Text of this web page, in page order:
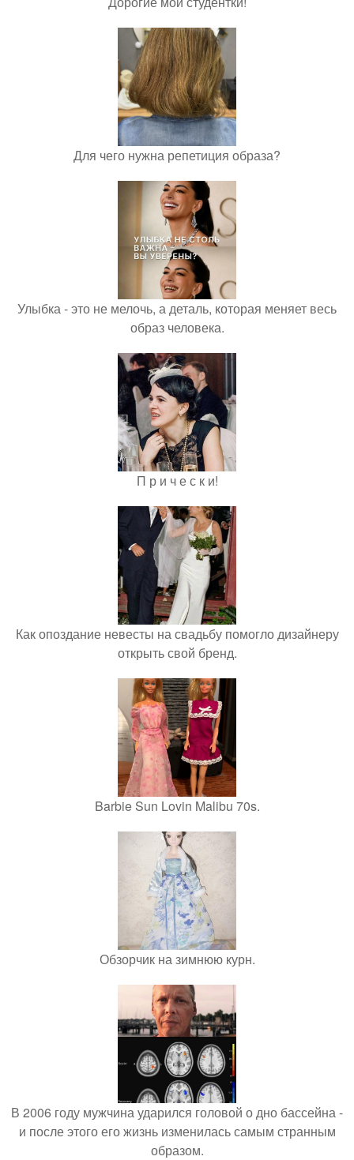
Для чего нужна репетиция образа?
Улыбка - это не мелочь, а деталь, которая меняет весь
образ человека.
П р и ч е с к и!
Как опоздание невесты на свадьбу помогло дизайнеру
открыть свой бренд.
Barbie Sun Lovin Malibu 70s.
Обзорчик на зимнюю курн.
В 2006 году мужчина ударился головой о дно бассейна -
и после этого его жизнь изменилась самым странным
образом.